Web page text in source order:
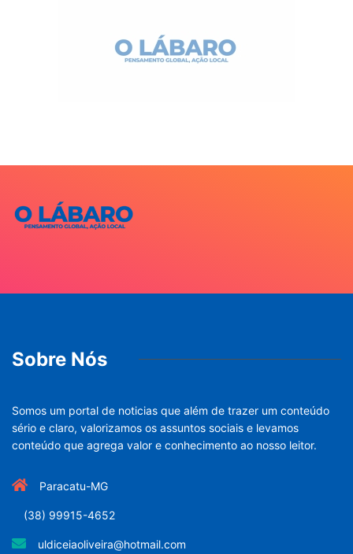
Sobre Nós
Somos um portal de noticias que além de trazer um conteúdo
sério e claro, valorizamos os assuntos sociais e levamos
conteúdo que agrega valor e conhecimento ao nosso leitor.
Paracatu-MG
(38) 99915-4652
uldiceiaoliveira@hotmail.com